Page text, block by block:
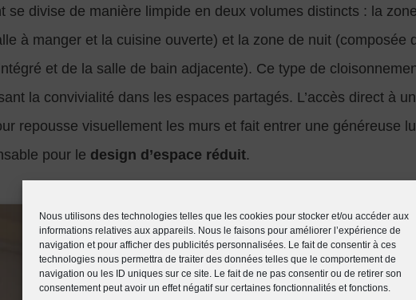
Nous utilisons des technologies telles que les cookies pour stocker et/ou accéder aux
informations relatives aux appareils. Nous le faisons pour améliorer l’expérience de
navigation et pour afficher des publicités personnalisées. Le fait de consentir à ces
technologies nous permettra de traiter des données telles que le comportement de
navigation ou les ID uniques sur ce site. Le fait de ne pas consentir ou de retirer son
consentement peut avoir un effet négatif sur certaines fonctionnalités et fonctions.
se divise de manière limpide en deux volumes distincts : la
à manger et la cuisine ouverte) et la zone de nuit (composée
et de la salle de bain adjacente). Ce type de
la convivialité dans les espaces partagés. L’accès direct à
repousse visuellement les murs et fait entrer une généreuse
pour le design d’espace réduit.